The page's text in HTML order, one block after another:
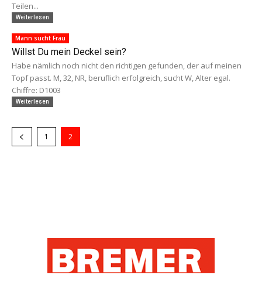
Teilen...
Weiterlesen
Mann sucht Frau
Willst Du mein Deckel sein?
Habe nämlich noch nicht den richtigen gefunden, der auf meinen
Topf passt. M, 32, NR, beruflich erfolgreich, sucht W, Alter egal.
Chiffre: D1003
Weiterlesen
1 2